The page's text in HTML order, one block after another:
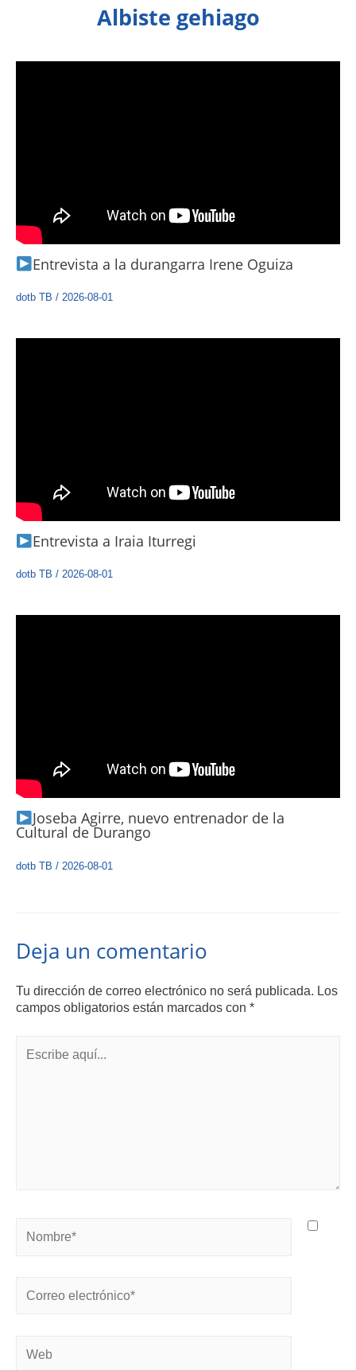
Albiste gehiago
Entrevista a la durangarra Irene Oguiza
dotb TB / 2026-08-01
Entrevista a Iraia Iturregi
dotb TB / 2026-08-01
Joseba Agirre, nuevo entrenador de la
Cultural de Durango
dotb TB / 2026-08-01
Deja un comentario
Tu dirección de correo electrónico no será publicada. Los
campos obligatorios están marcados con *